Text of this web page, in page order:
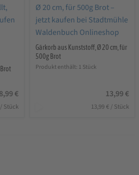
€
/ Stück
Gärkorb aus Kunststoff, Ø 20 cm, für
500g Brot
Produkt enthält: 1 Stück
13,99 €
13,99 €/ Stück